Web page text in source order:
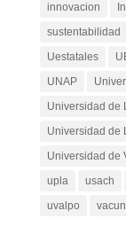
innovacion
sustentabilidad
Uestatales
UNAP
Universidad de
Universidad de
Universidad de
upla
usach
uvalpo